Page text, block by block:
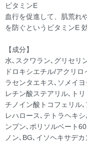
ビタミンE
血行を促進して、肌荒れ
を防ぐというビタミンE
【成分】
水､スクワラン､グリセリ
ドロキシエチル/アクリ
ラセンタエキス､ソメイ
レチン酸ステアリル､ト
チノイン酸トコフェリル
レハロース､テトラヘキ
ンプン､ポリソルベート
ノン､BG､イソヘキサデ